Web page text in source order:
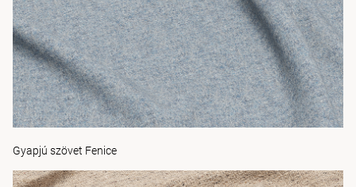
Gyapjú szövet Fenice